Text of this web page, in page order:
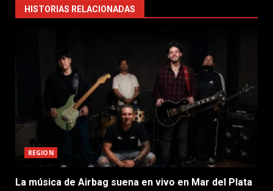
HISTORIAS RELACIONADAS
REGION
La música de Airbag suena en vivo en Mar del Plata